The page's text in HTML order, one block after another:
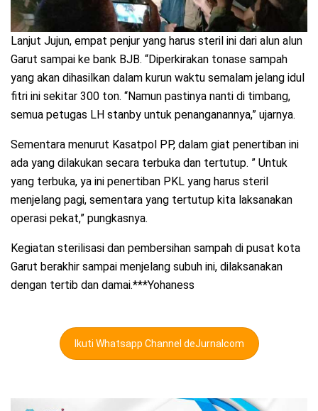
Lanjut Jujun, empat penjur yang harus steril ini dari alun alun
Garut sampai ke bank BJB. “Diperkirakan tonase sampah
yang akan dihasilkan dalam kurun waktu semalam jelang idul
fitri ini sekitar 300 ton. “Namun pastinya nanti di timbang,
semua petugas LH stanby untuk penanganannya,” ujarnya.
Sementara menurut Kasatpol PP, dalam giat penertiban ini
ada yang dilakukan secara terbuka dan tertutup. ” Untuk
yang terbuka, ya ini penertiban PKL yang harus steril
menjelang pagi, sementara yang tertutup kita laksanakan
operasi pekat,” pungkasnya.
Kegiatan sterilisasi dan pembersihan sampah di pusat kota
Garut berakhir sampai menjelang subuh ini, dilaksanakan
dengan tertib dan damai.***Yohaness
Ikuti Whatsapp Channel deJurnalcom